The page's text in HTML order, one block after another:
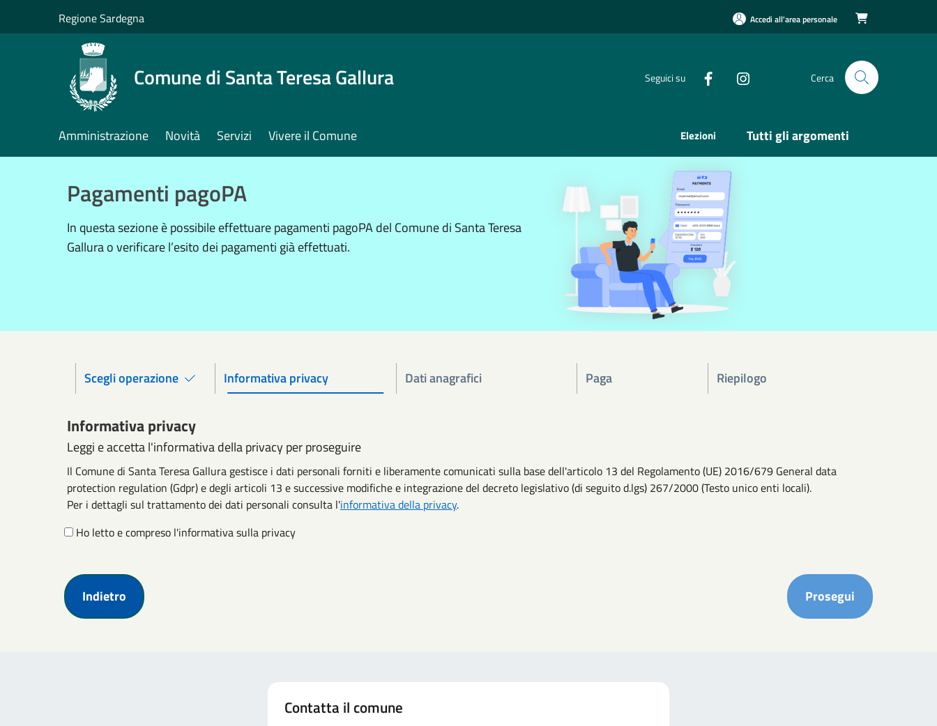
Regione Sardegna Accedi all'area personale 
Comune di Santa Teresa Gallura Seguici su Cerca
Amministrazione Novità Servizi Vivere il Comune Elezioni Tutti gli argomenti
Pagamenti pagoPA
In questa sezione è possibile effettuare pagamenti pagoPA del Comune di Santa Teresa
Gallura o verificare l’esito dei pagamenti già effettuati.
Scegli operazione Informativa privacy Dati anagrafici Paga Riepilogo
Informativa privacy
Leggi e accetta l'informativa della privacy per proseguire
Il Comune di Santa Teresa Gallura gestisce i dati personali forniti e liberamente comunicati sulla base dell'articolo 13 del Regolamento (UE) 2016/679 General data
protection regulation (Gdpr) e degli articoli 13 e successive modifiche e integrazione del decreto legislativo (di seguito d.lgs) 267/2000 (Testo unico enti locali).
Per i dettagli sul trattamento dei dati personali consulta l'informativa della privacy.
Ho letto e compreso l'informativa sulla privacy
Indietro Prosegui
Contatta il comune